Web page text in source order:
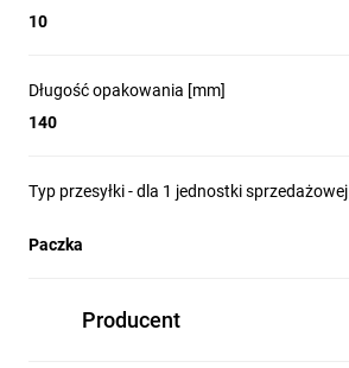
10
Długość opakowania [mm]
140
Typ przesyłki - dla 1 jednostki sprzedażowej
Paczka
Producent